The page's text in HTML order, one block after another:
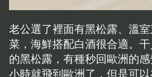
老公選了裡面有黑松露、溫
菜，海鮮搭配白酒很合適。
的黑松露，有種秒回歐洲的
小時就飛到歐洲了，但是可